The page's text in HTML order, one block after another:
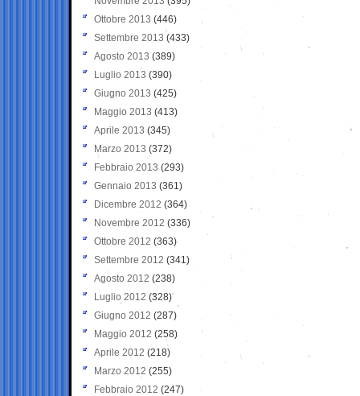
Ottobre 2013 (446)
Settembre 2013 (433)
Agosto 2013 (389)
Luglio 2013 (390)
Giugno 2013 (425)
Maggio 2013 (413)
Aprile 2013 (345)
Marzo 2013 (372)
Febbraio 2013 (293)
Gennaio 2013 (361)
Dicembre 2012 (364)
Novembre 2012 (336)
Ottobre 2012 (363)
Settembre 2012 (341)
Agosto 2012 (238)
Luglio 2012 (328)
Giugno 2012 (287)
Maggio 2012 (258)
Aprile 2012 (218)
Marzo 2012 (255)
Febbraio 2012 (247)